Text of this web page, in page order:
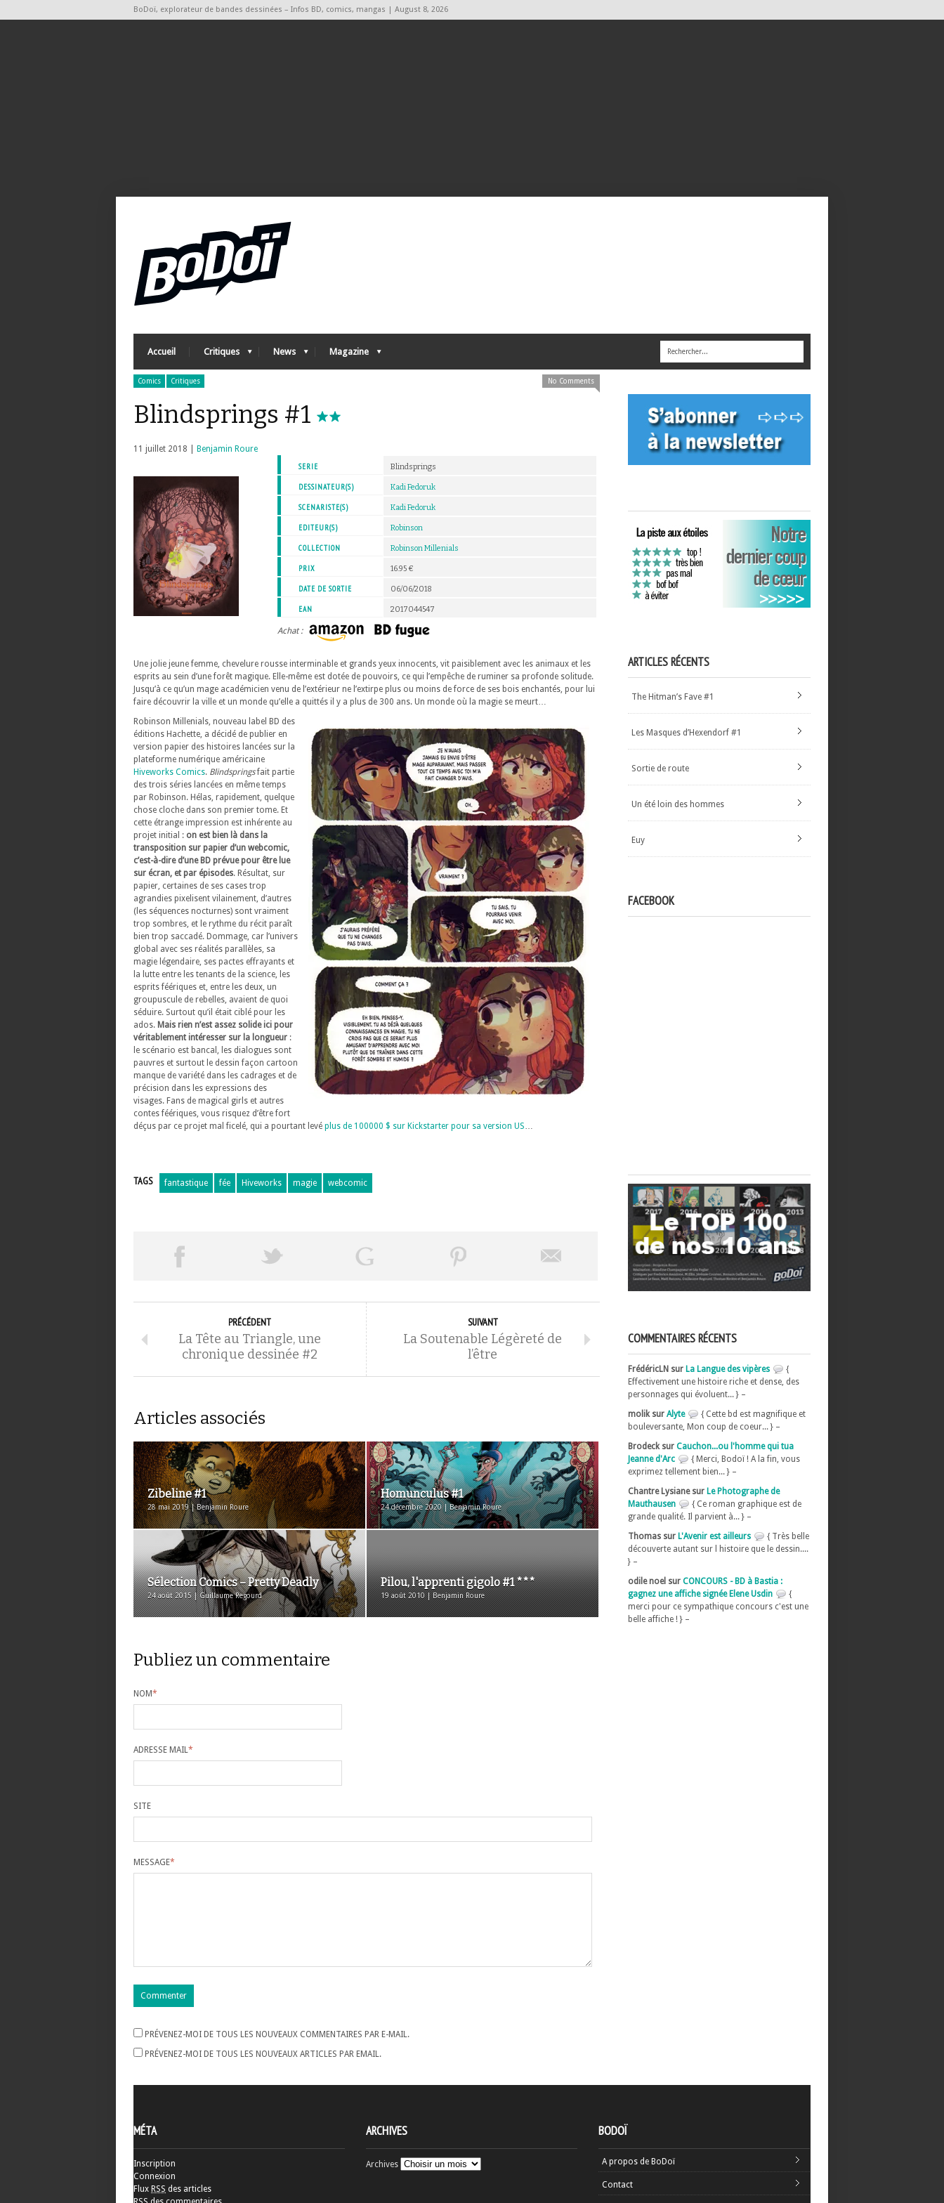
BoDoï, explorateur de bandes dessinées – Infos BD, comics, mangas | August 8, 2026
Accueil Critiques News Magazine
Comics Critiques No Comments
Blindsprings #1
11 juillet 2018 |
Benjamin Roure
SERIE
Blindsprings
DESSINATEUR(S) Kadi Fedoruk
SCENARISTE(S) Kadi Fedoruk
EDITEUR(S) Robinson
COLLECTION Robinson Millenials
PRIX 16.95 €
DATE DE SORTIE 06/06/2018
EAN 2017044547
Achat :
Une jolie jeune femme, chevelure rousse interminable et grands yeux innocents, vit paisiblement avec les animaux et les
esprits au sein d’une forêt magique. Elle-même est dotée de pouvoirs, ce qui l’empêche de ruminer sa profonde solitude.
Jusqu’à ce qu’un mage académicien venu de l’extérieur ne l’extirpe plus ou moins de force de ses bois enchantés, pour lui
faire découvrir la ville et un monde qu’elle a quittés il y a plus de 300 ans. Un monde où la magie se meurt…
Robinson Millenials, nouveau label BD des
éditions Hachette, a décidé de publier en
version papier des histoires lancées sur la
plateforme numérique américaine
Hiveworks Comics. Blindspringsfait partie
des trois séries lancées en même temps
par Robinson. Hélas, rapidement, quelque
chose cloche dans son premier tome. Et
cette étrange impression est inhérente au
projet initial : on est bien là dans la
transposition sur papier d’un webcomic,
c’est-à-dire d’une BD prévue pour être lue
sur écran, et par épisodes. Résultat, sur
papier, certaines de ses cases trop
agrandies pixelisent vilainement, d’autres
(les séquences nocturnes) sont vraiment
trop sombres, et le rythme du récit paraît
bien trop saccadé. Dommage, car l’univers
global avec ses réalités parallèles, sa
magie légendaire, ses pactes effrayants et
la lutte entre les tenants de la science, les
esprits féériques et, entre les deux, un
groupuscule de rebelles, avaient de quoi
séduire. Surtout qu’il était ciblé pour les
ados. Mais rien n’est assez solide ici pour
véritablement intéresser sur la longueur :
le scénario est bancal, les dialogues sont
pauvres et surtout le dessin façon cartoon
manque de variété dans les cadrages et de
précision dans les expressions des
visages. Fans de magical girls et autres
contes féériques, vous risquez d’être fort
déçus par ce projet mal ficelé, qui a pourtant levé plus de 100000 $ sur Kickstarter pour sa version US…
TAGS fantastique fée Hiveworks magie webcomic
PRÉCÉDENT
La Tête au Triangle, une
chronique dessinée #2
SUIVANT
La Soutenable Légèreté de
l’être
Articles associés
Zibeline #1
28 mai 2019 | Benjamin Roure
Homunculus #1
24 décembre 2020 | Benjamin Roure
Sélection Comics – Pretty Deadly
24 août 2015 | Guillaume Regourd
Pilou, l'apprenti gigolo #1 ***
19 août 2010 | Benjamin Roure
Publiez un commentaire
NOM*
ADRESSE MAIL*
SITE
MESSAGE*
PRÉVENEZ-MOI DE TOUS LES NOUVEAUX COMMENTAIRES PAR E-MAIL.
PRÉVENEZ-MOI DE TOUS LES NOUVEAUX ARTICLES PAR EMAIL.
ARTICLES RÉCENTS
The Hitman’s Fave #1
Les Masques d’Hexendorf #1
Sortie de route
Un été loin des hommes
Euy
FACEBOOK
COMMENTAIRES RÉCENTS
FrédéricLN sur La Langue des vipères
{
Effectivement une histoire riche et dense, des
personnages qui évoluent... } –
molik sur Alyte
{ Cette bd est magnifique et
bouleversante, Mon coup de coeur... } –
Brodeck sur Cauchon...ou l'homme qui tua
Jeanne d'Arc
{ Merci, Bodoï ! A la fin, vous
exprimez tellement bien... } –
Chantre Lysiane sur Le Photographe de
Mauthausen
{ Ce roman graphique est de
grande qualité. Il parvient à... } –
Thomas sur L'Avenir est ailleurs
{ Très belle
découverte autant sur l histoire que le dessin....
} –
odile noel sur CONCOURS - BD à Bastia :
gagnez une affiche signée Elene Usdin
{
merci pour ce sympathique concours c'est une
belle affiche ! } –
MÉTA
Inscription
Connexion
Flux RSS des articles
ARCHIVES
Archives
BODOÏ
A propos de BoDoï
Contact